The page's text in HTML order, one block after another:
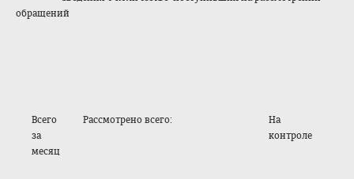
обращений
Всего
за
месяц
Рассмотрено всего:
На
контроле